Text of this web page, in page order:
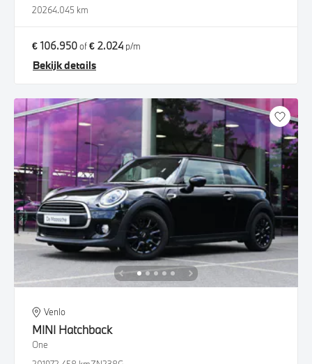
20264.045 km
€ 106.950of€ 2.024 p/m
Bekijk details
Venlo
MINI Hatchback
One